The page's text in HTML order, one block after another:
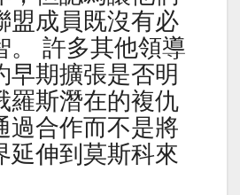
盟成員既沒有必
。 許多其他領導
早期擴張是否明
羅斯潛在的複仇
過合作而不是將
延伸到莫斯科來